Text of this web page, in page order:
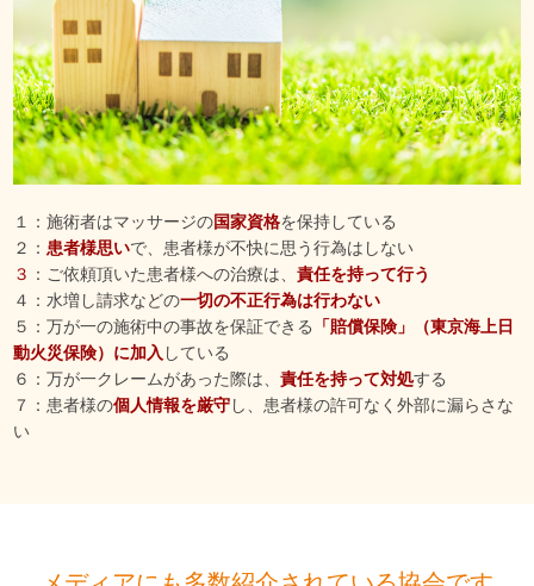
１：施術者はマッサージの国家資格を保持している
２：患者様思いで、患者様が不快に思う行為はしない
３ ：ご依頼頂いた患者様への治療は、責任を持って行う
４：水増し請求などの一切の不正行為は行わない
５：万が一の施術中の事故を保証できる
「賠償保険」（東京海上日
動火災保険）に加入 している
６：万が一クレームがあった際は、責任を持って対処する
７：患者様の個人情報を厳守し、患者様の許可なく外部に漏らさな
い